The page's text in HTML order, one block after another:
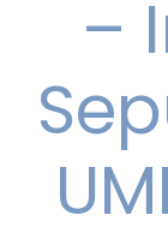
–